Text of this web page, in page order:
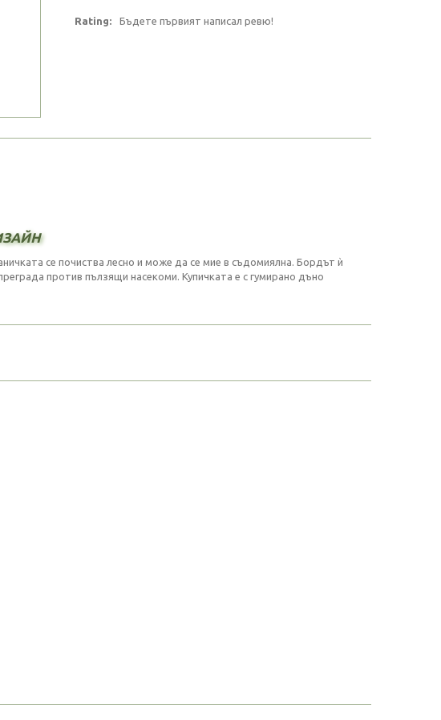
Rating: Бъдете първият написал ревю!
се почиства лесно и може да се мие в съдомиялна. Бордът ѝ
против пълзящи насекоми. Купичката е с гумирано дъно